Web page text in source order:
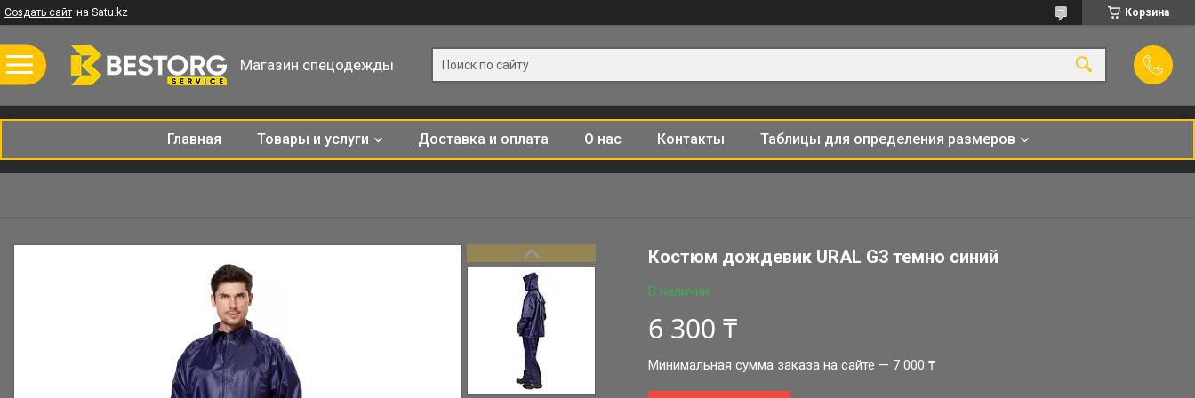
Создать сайт на Satu.kz Корзина
Магазин спецодежды
Главная Товары и услуги Доставка и оплата О нас Контакты Таблицы для определения размеров
Костюм дождевик URAL G3 темно синий
В наличии
6 300 ₸
Минимальная сумма заказа на сайте — 7 000 ₸